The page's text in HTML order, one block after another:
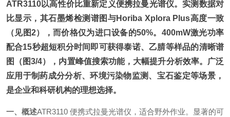
ATR3110以高性价比重新定义便携拉曼光谱仪。实测数据对
比显示，其石墨烯检测谱图与Horiba Xplora Plus高度一致
（见图2），而价格仅为进口设备的50%。400mW激光功率
配合15秒超短积分时间即可获得泰诺、乙腈等样品的清晰谱
图（图3/4），内置峰值搜索功能，大幅提升分析效率。广泛
应用于制药成分分析、环境污染物监测、宝石鉴定等场景，
是企业和科研机构的理想选择。
一、概述ATR3110 便携式拉曼光谱仪，适合野外作业。显著的可